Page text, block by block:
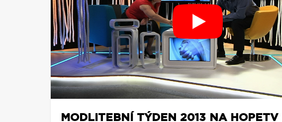
MODLITEBNÍ TÝDEN 2013 NA HOPETV